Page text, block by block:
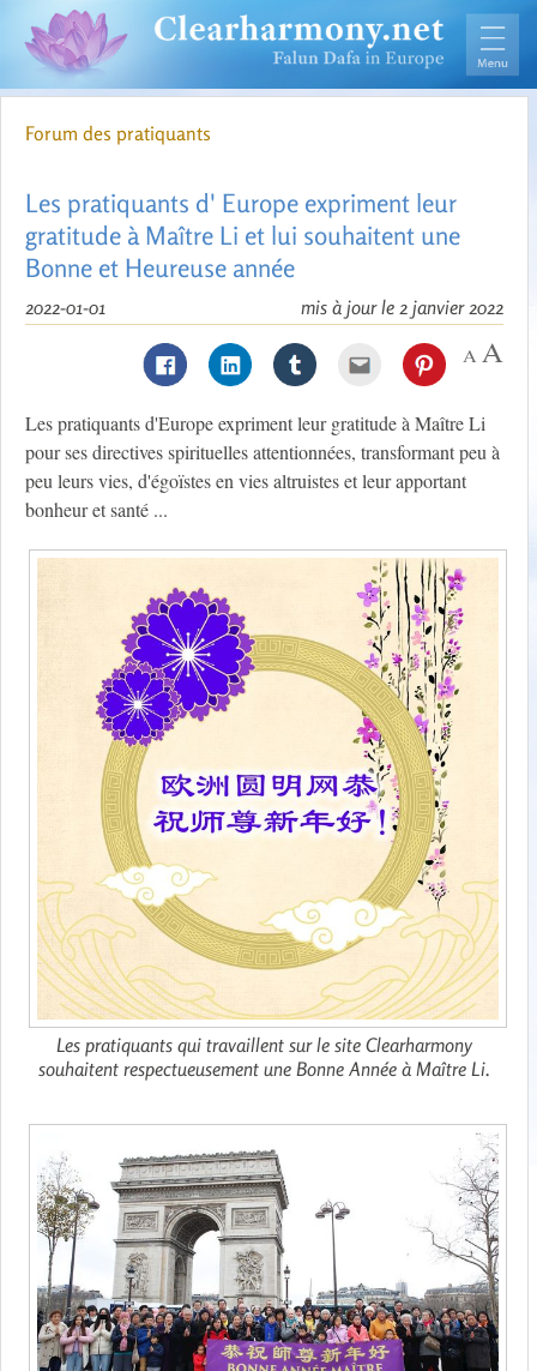
Forum des pratiquants
Les pratiquants d' Europe expriment leur
gratitude à Maître Li et lui souhaitent une
Bonne et Heureuse année
mis à jour le 2 janvier 2022
2022-01-01
Les pratiquants d'Europe expriment leur gratitude à Maître Li
pour ses directives spirituelles attentionnées, transformant peu à
peu leurs vies, d'égoïstes en vies altruistes et leur apportant
bonheur et santé ...
Les pratiquants qui travaillent sur le site Clearharmony
souhaitent respectueusement une Bonne Année à Maître Li.